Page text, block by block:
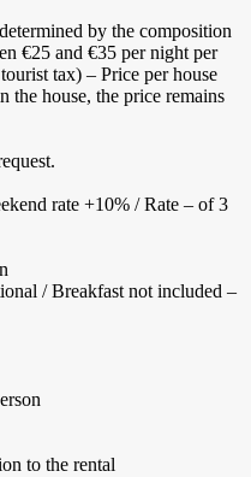
by the composition
€25 and €35 per night per
tax) – Price per house
the house, the price remains
rate +10% / Rate – of 3
/ Breakfast not included –
to the rental